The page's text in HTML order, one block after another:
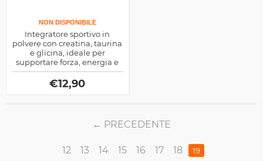
NON DISPONIBILE
Integratore sportivo in
polvere con creatina, taurina
e glicina, ideale per
supportare forza, energia e
performance durante
l’allenamento.
€12,90
PRECEDENTE
12 13 14 15 16 17 18 19